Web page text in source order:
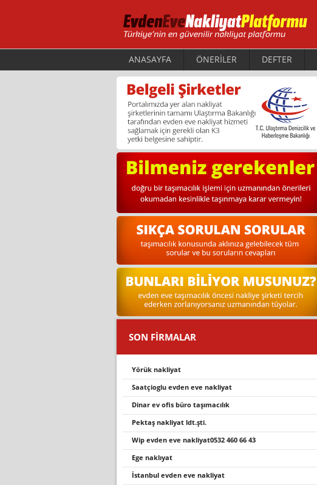
ANASAYFA ÖNERİLER DEFTER
SON FİRMALAR
yörük nakliyat
saatçioglu evden eve nakliyat
dinar ev ofis büro taşimacilik
pektaş nakliyat ldt.şti.
wi̇p evden eve nakli̇yat0532 460 66 43
ege naklıyat
i̇stanbul evden eve nakli̇yat